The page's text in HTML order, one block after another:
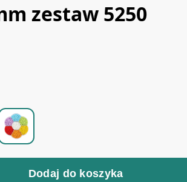
zestaw 5250
Dodaj do koszyka